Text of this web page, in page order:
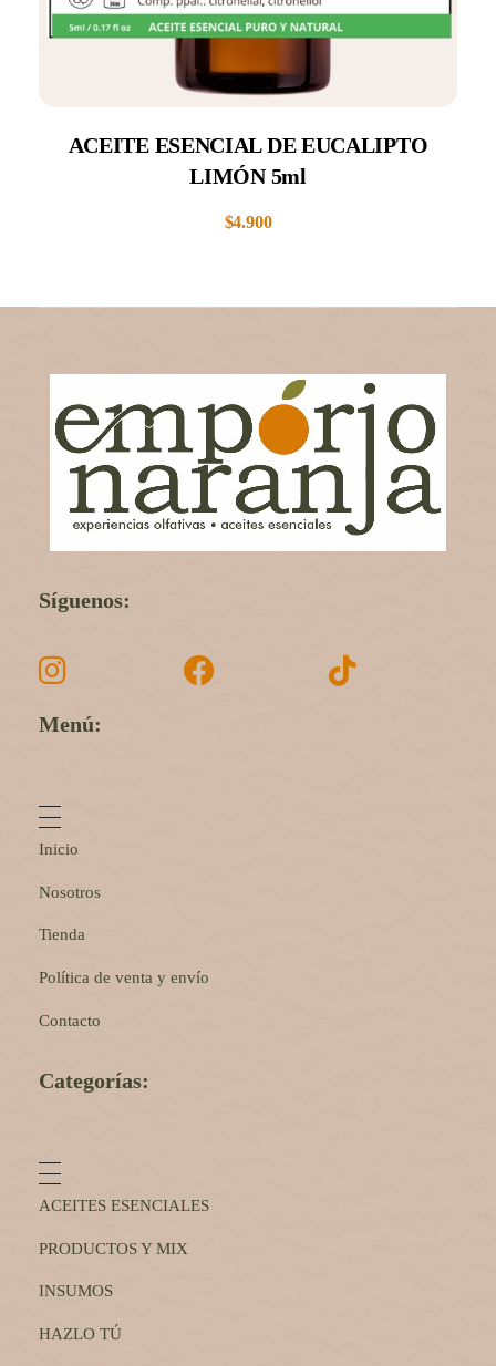
ACEITE ESENCIAL DE EUCALIPTO
LIMÓN 5ml
$4.900
Síguenos:
Menú:
Inicio
Nosotros
Tienda
Política de venta y envío
Contacto
Categorías:
ACEITES ESENCIALES
PRODUCTOS Y MIX
INSUMOS
HAZLO TÚ